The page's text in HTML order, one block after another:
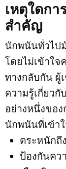
เหตุใดกา
สำคัญ
นักพนันทั่วไป
โดยไม่เข้าใ
ทางกลับกัน ผู้
ความรู้เกี่ยว
อย่างหนึ่งขอ
นักพนันที่เข้าใ
ตระหนักถึ
ป้องกันคว